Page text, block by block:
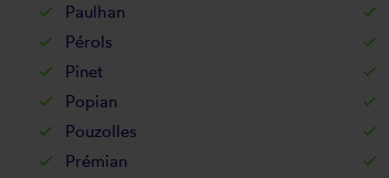
Paulhan
Pérols
Pinet
Popian
Pouzolles
Prémian